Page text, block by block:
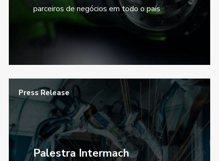
parceiros de negócios em todo o país
Press Release
Palestra Intermach